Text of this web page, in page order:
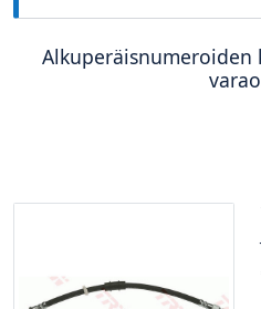
Alkuperäisnumeroiden